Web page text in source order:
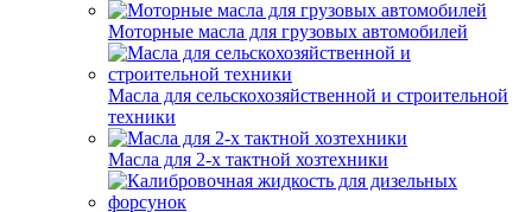
Моторные масла для грузовых автомобилей
Масла для сельскохозяйственной и строительной
техники
Масла для 2-х тактной хозтехники